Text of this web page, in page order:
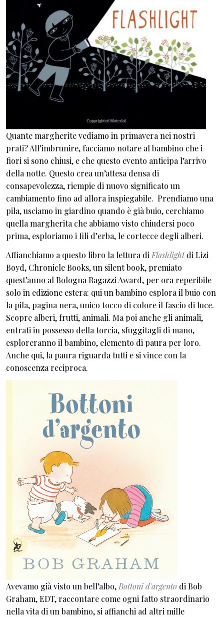
Quante margherite vediamo in primavera nei nostri
prati? All’imbrunire, facciamo notare al bambino che i
fiori si sono chiusi, e che questo evento anticipa l’arrivo
della notte. Questo crea un’attesa densa di
consapevolezza, riempie di nuovo significato un
cambiamento fino ad allora inspiegabile. Prendiamo una
pila, usciamo in giardino quando è già buio, cerchiamo
quella margherita che abbiamo visto chiudersi poco
prima, esploriamo i fili d’erba, le cortecce degli alberi.
Affianchiamo a questo libro la lettura di Flashlightdi Lizi
Boyd, Chronicle Books, un silent book, premiato
quest’anno al Bologna Ragazzi Award, per ora reperibile
solo in edizione estera: qui un bambino esplora il buio con
la pila, pagina nera, unico tocco di colore il fascio di luce.
Scopre alberi, frutti, animali. Ma poi anche gli animali,
entrati in possesso della torcia, sfuggitagli di mano,
esploreranno il bambino, elemento di paura per loro.
Anche qui, la paura riguarda tutti e si vince con la
conoscenza reciproca.
Avevamo già visto un bell’albo, Bottoni d'argento di Bob
Graham, EDT, raccontare come ogni fatto straordinario
nella vita di un bambino, si affianchi ad altri mille